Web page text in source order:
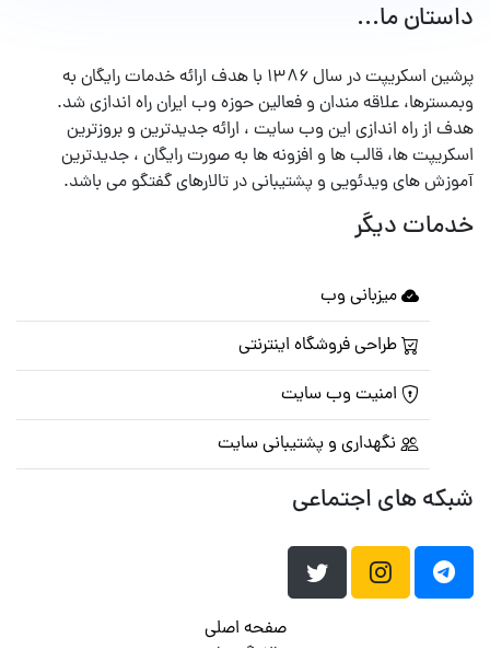
داستان ما...
پرشین اسکریپت در سال ۱۳۸۶ با هدف ارائه خدمات رایگان به
وبمسترها، علاقه مندان و فعالین حوزه وب ایران راه اندازی شد.
هدف از راه اندازی این وب سایت ، ارائه جدیدترین و بروزترین
اسکریپت ها، قالب ها و افزونه ها به صورت رایگان ، جدیدترین
آموزش های ویدئویی و پشتیبانی در تالارهای گفتگو می باشد.
خدمات دیگر
میزبانی وب
طراحی فروشگاه اینترنتی
امنیت وب سایت
نگهداری و پشتیبانی سایت
شبکه های اجتماعی
صفحه اصلی